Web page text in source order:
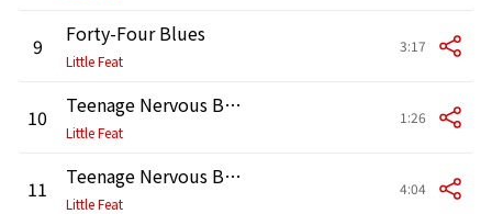
9 Forty-Four Blues
Little Feat
3:17
10 Teenage Nervous Breakdown
Little Feat
1:26
11 Teenage Nervous Breakdown (Live at Lisner Auditorium, Washington, DC, 8/9/1977)
Little Feat
4:04